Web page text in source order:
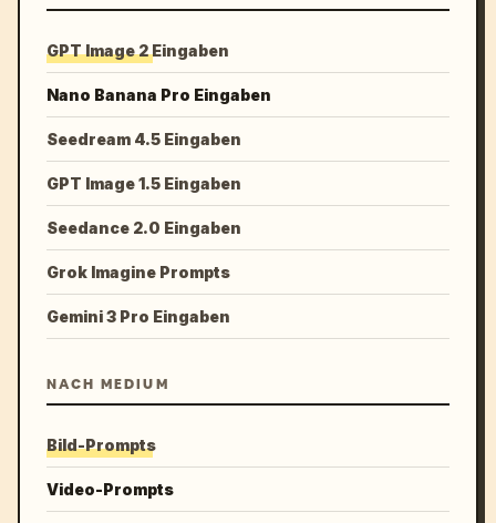
GPT Image 2 Eingaben
Nano Banana Pro Eingaben
Seedream 4.5 Eingaben
GPT Image 1.5 Eingaben
Seedance 2.0 Eingaben
Grok Imagine Prompts
Gemini 3 Pro Eingaben
NACH MEDIUM
Bild-Prompts
Video-Prompts